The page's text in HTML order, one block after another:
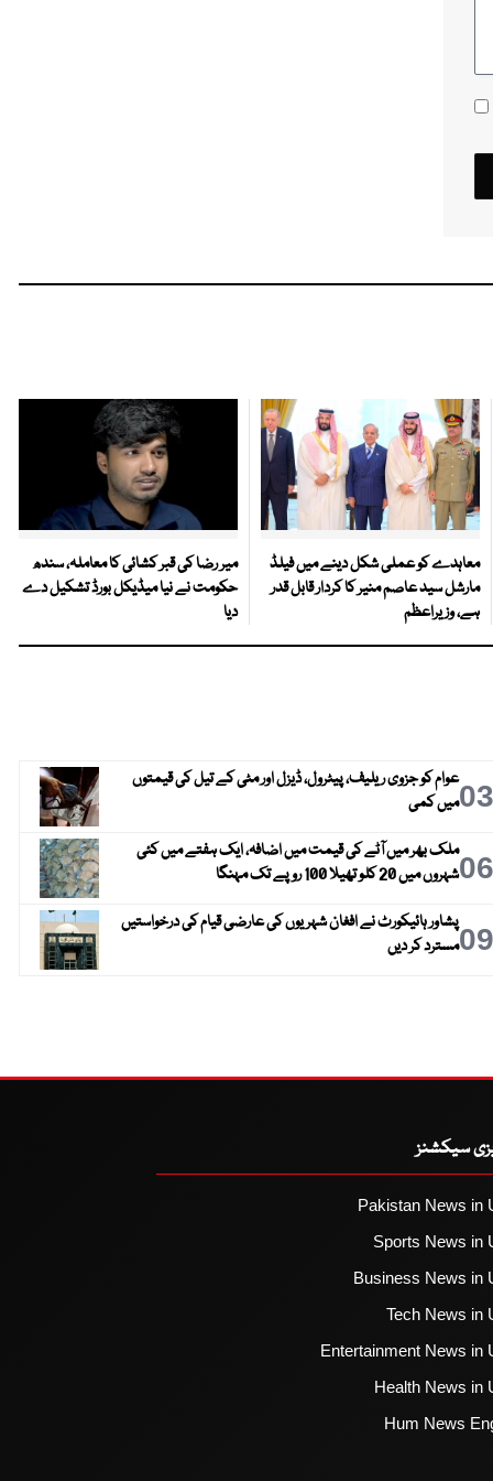
معاہدے کو عملی شکل دینے میں فیلڈ
مارشل سید عاصم منیر کا کردار قابل قدر
ہے، وزیراعظم
میر رضا کی قبر کشائی کا معاملہ، سندھ
حکومت نے نیا میڈیکل بورڈ تشکیل دے
دیا
03عوام کو جزوی ریلیف، پیٹرول، ڈیزل اور مٹی کے تیل کی قیمتوں
میں کمی
06ملک بھر میں آٹے کی قیمت میں اضافہ، ایک ہفتے میں کئی
شہروں میں 20 کلو تھیلا 100 روپے تک مہنگا
09پشاور ہائیکورٹ نے افغان شہریوں کی عارضی قیام کی درخواستیں
مسترد کر دیں
سیکشنز
Pakistan News in
Sports News in
Business News in
Tech News in
Entertainment News in
Health News in
Hum News